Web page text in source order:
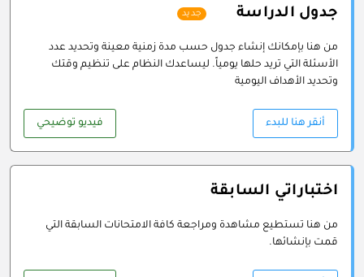
جدول الدراسة جديد
من هنا بإمكانك إنشاء جدول حسب مدة زمنية معينة وتحديد عدد
الأسئلة التي تريد حلها يومياً. ليساعدك النظام على تنظيم وقتك
وتحديد الأهداف اليومية
أنقر هنا للبدء فيديو توضيحي
اختباراتي السابقة
من هنا تستطيع مشاهدة ومراجعة كافة الامتحانات السابقة التي
قمت بإنشائها.